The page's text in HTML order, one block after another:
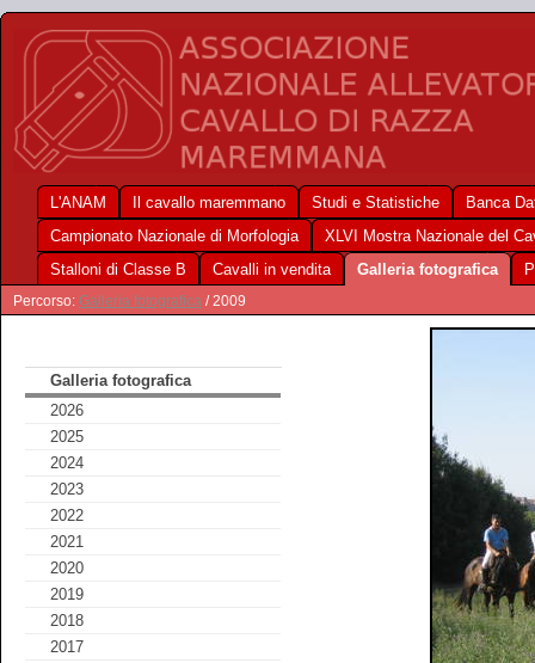
L'ANAM Il cavallo maremmano Studi e Statistiche
Banca
Campionato Nazionale di Morfologia
XLVI Mostra Nazionale del
Stalloni di Classe B
Cavalli in vendita Galleria fotografica
Percorso: Galleria fotografica / 2009
Galleria fotografica
2026
2025
2024
2023
2022
2021
2020
2019
2018
2017